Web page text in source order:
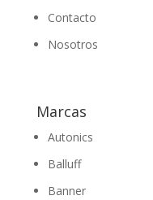
Contacto
Nosotros
Marcas
Autonics
Balluff
Banner